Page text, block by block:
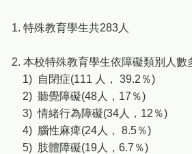
1. 特殊教育學生共283人
2. 本校特殊教育學生依障礙類別人數
1) 自閉症(111 人， 39.2％)
2) 聽覺障礙(48人，17％)
3) 情緒行為障礙(34人，12％)
4) 腦性麻痺(24人， 8.5％)
5) 肢體障礙(19人，6.7％)